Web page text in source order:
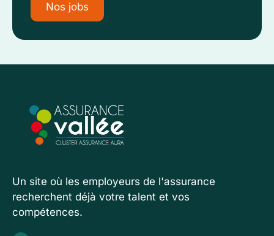
Nos jobs
Un site où les employeurs de l'assurance
recherchent déjà votre talent et vos
compétences.